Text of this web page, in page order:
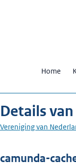
Home
Details
Vereniging van
camunda-